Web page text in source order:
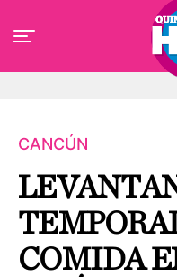
CANCÚN
COMIDA